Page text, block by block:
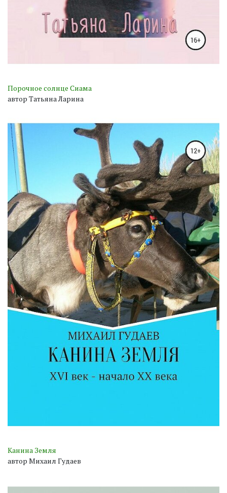
Порочное солнце Сиама
автор Татьяна Ларина
Канина Земля
автор Михаил Гудаев